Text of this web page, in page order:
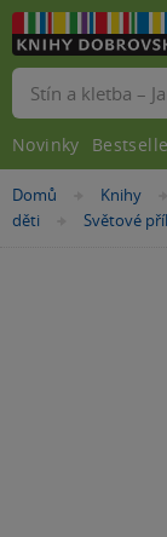
Nacházíte
se
Domů »Knihy
děti
»
Světové
Novinky